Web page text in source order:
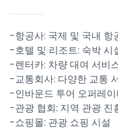
-항공사: 국제 및 국내 항
-호텔 및 리조트: 숙박 시
-렌터카: 차량 대여 서비
-교통회사: 다양한 교통
-인바운드 투어 오퍼레
-관광 협회: 지역 관광 진
-쇼핑몰: 관광 쇼핑 시설